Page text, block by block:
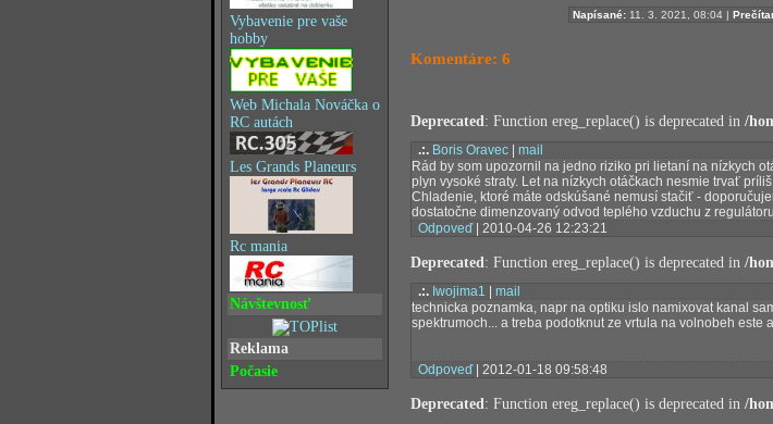
Vybavenie pre vaše
hobby
Web Michala Nováčka o
RC autách
Les Grands Planeurs
Rc mania
Návštevnosť
Reklama
Počasie
Napísané: 11. 3. 2021, 08:04 |
Komentáre: 6
Deprecated: Function ereg_replace() is deprecated in /
.:. Boris Oravec
mail
Rád by som upozornil na jedno riziko pri lietaní na nízkych
plyn vysoké straty. Let na nízkych otáčkach nesmie trvať
Chladenie, ktoré máte odskúšané nemusí stačiť -
dostatočne dimenzovaný odvod teplého vzduchu z
Odpoveď| 2010-04-26 12:23:21
Deprecated: Function ereg_replace() is deprecated in /
.:. Iwojima1
mail
technicka poznamka, napr na optiku islo namixovat kanal
spektrumoch... a treba podotknut ze vrtula na volnobeh
Odpoveď| 2012-01-18 09:58:48
Deprecated: Function ereg_replace() is deprecated in /